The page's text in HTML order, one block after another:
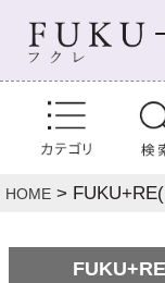
HOME